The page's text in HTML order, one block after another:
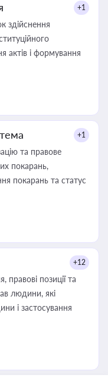
+1
здійснення
актів і формування
+1
та правове
покарань,
покарань та статус
+12
позиції та
людини, які
і застосування